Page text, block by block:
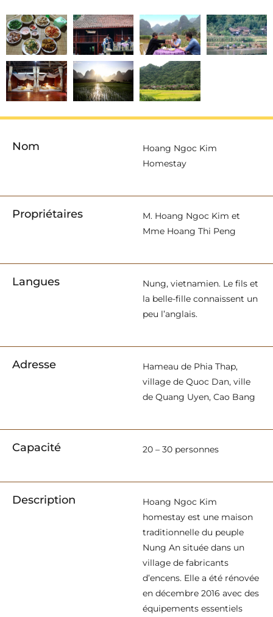
Nom
Hoang Ngoc Kim
Homestay
Propriétaires
M. Hoang Ngoc Kim et
Mme Hoang Thi Peng
Langues
Nung, vietnamien. Le fils et
la belle-fille connaissent un
peu l’anglais.
Adresse
Hameau de Phia Thap,
village de Quoc Dan, ville
de Quang Uyen, Cao Bang
Capacité 20 – 30 personnes
Description
Hoang Ngoc Kim
homestay est une maison
traditionnelle du peuple
Nung An située dans un
village de fabricants
d’encens. Elle a été rénovée
en décembre 2016 avec des
équipements essentiels